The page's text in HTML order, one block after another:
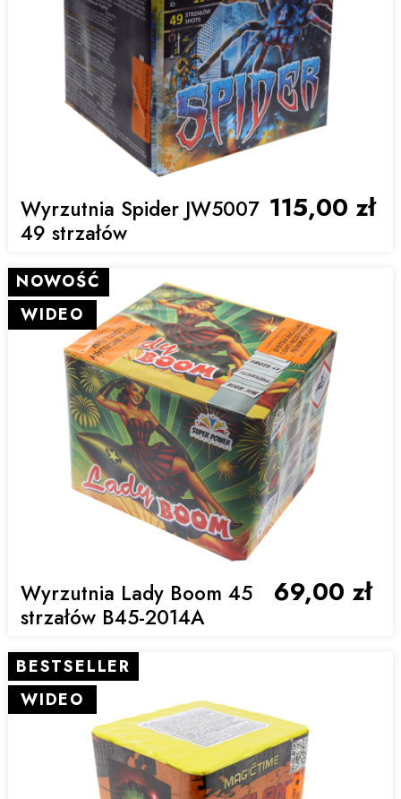
Wyrzutnia Spider JW5007
49 strzałów
115,00 zł
Wyrzutnia Lady Boom 45
strzałów B45-2014A
69,00 zł
NOWOŚĆ
WIDEO
BESTSELLER
WIDEO